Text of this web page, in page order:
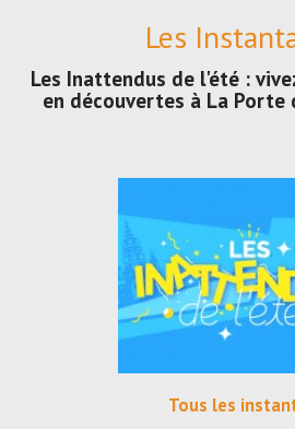
Les
Les Inattendus de l'été :
en découvertes à La Porte
Tous les